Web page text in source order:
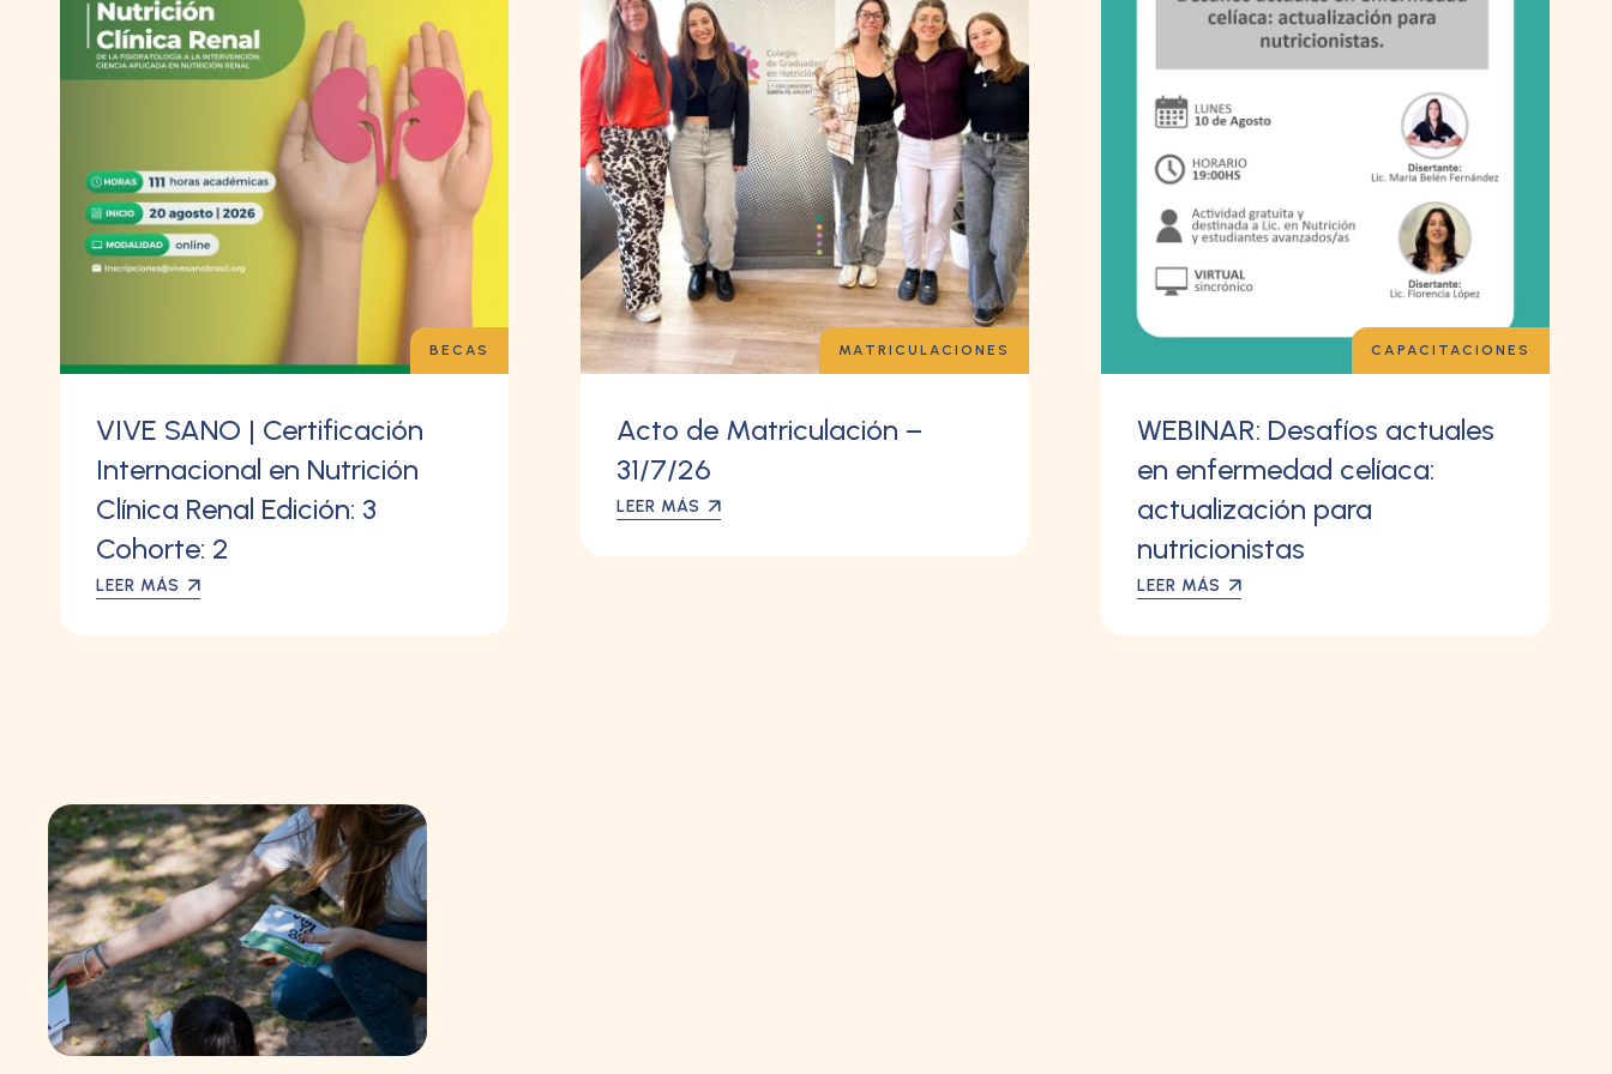
BECAS
VIVE SANO | Certificación
Internacional en Nutrición
Clínica Renal Edición: 3
Cohorte: 2
LEER MÁS
MATRICULACIONES
Acto de Matriculación –
31/7/26
LEER MÁS
CAPACITACIONES
WEBINAR: Desafíos actuales
en enfermedad celíaca:
actualización para
nutricionistas
LEER MÁS